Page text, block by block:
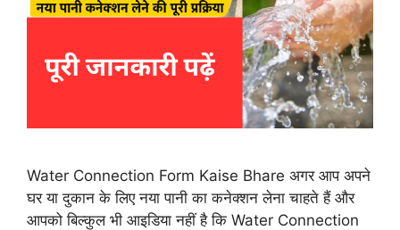
Water Connection Form Kaise Bhare अगर आप अपने
घर या दुकान के लिए नया पानी का कनेक्शन लेना चाहते हैं और
आपको बिल्कुल भी आइडिया नहीं है कि Water Connection